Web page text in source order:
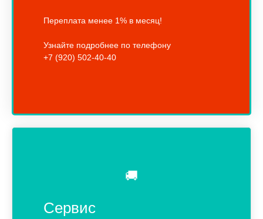
Переплата менее 1% в месяц!
Узнайте подробнее по телефону
+7 (920) 502-40-40
🚚
Сервис